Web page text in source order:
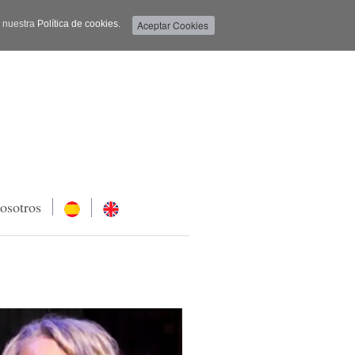
nuestra Política de cookies.